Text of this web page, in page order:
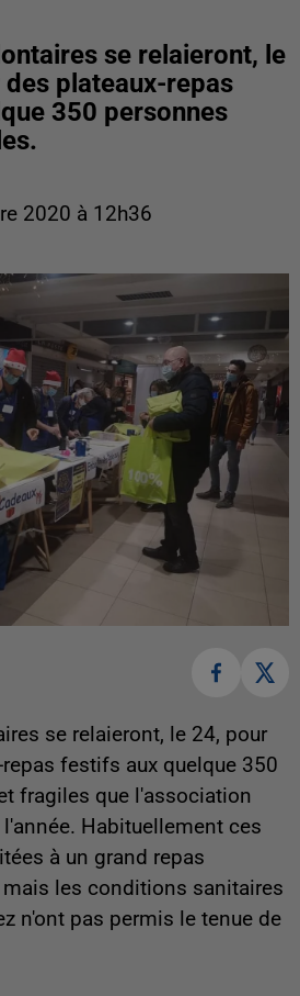
se relaieront, le
plateaux-repas
350 personnes
2020 à 12h36
se relaieront, le 24, pour
festifs aux quelque 350
fragiles que l'association
Habituellement ces
à un grand repas
les conditions sanitaires
n'ont pas permis le tenue de